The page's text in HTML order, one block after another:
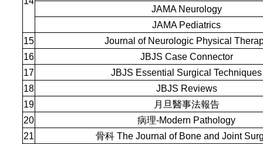
JAMA Neurology
JAMA Pediatrics
15
Journal of Neurologic Physical
16
JBJS Case Connector
17
JBJS Essential Surgical Techniques
18
JBJS Reviews
19
月旦醫事法報告
20
病理-Modern Pathology
21
骨科 The Journal of Bone and Joint